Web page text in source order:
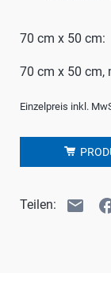
70 cm x 50 cm:
70 cm x 50 cm,
Einzelpreis inkl.
Teilen: email